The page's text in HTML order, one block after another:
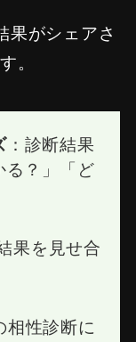
がシェアさ
。
：診断結果
る？」「ど
果を見せ合
相性診断に